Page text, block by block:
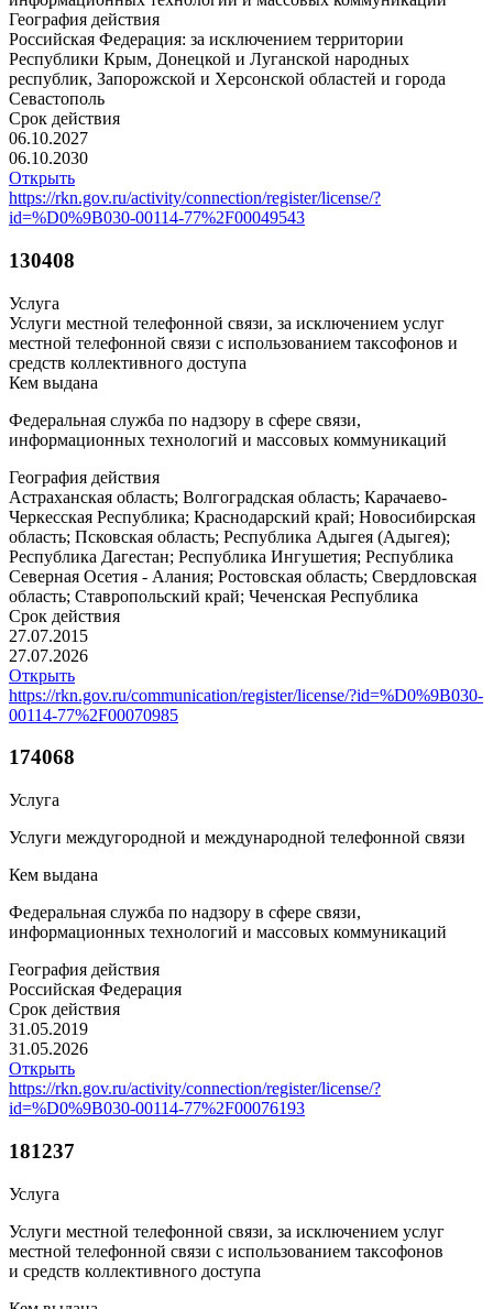
География действия
Российская Федерация: за исключением территории
Республики Крым, Донецкой и Луганской народных
республик, Запорожской и Херсонской областей и города
Севастополь
Срок действия
06.10.2027
06.10.2030
Открыть
https://rkn.gov.ru/activity/connection/register/license/?
id=%D0%9B030-00114-77%2F00049543
130408
Услуга
Услуги местной телефонной связи, за исключением услуг
местной телефонной связи с использованием таксофонов и
средств коллективного доступа
Кем выдана
Федеральная служба по надзору в сфере связи,
информационных технологий и массовых коммуникаций
География действия
Астраханская область; Волгоградская область; Карачаево-
Черкесская Республика; Краснодарский край; Новосибирская
область; Псковская область; Республика Адыгея (Адыгея);
Республика Дагестан; Республика Ингушетия; Республика
Северная Осетия - Алания; Ростовская область; Свердловская
область; Ставропольский край; Чеченская Республика
Срок действия
27.07.2015
27.07.2026
Открыть
https://rkn.gov.ru/communication/register/license/?id=%D0%9B030-
00114-77%2F00070985
174068
Услуга
Услуги междугородной и международной телефонной связи
Кем выдана
Федеральная служба по надзору в сфере связи,
информационных технологий и массовых коммуникаций
География действия
Российская Федерация
Срок действия
31.05.2019
31.05.2026
Открыть
https://rkn.gov.ru/activity/connection/register/license/?
id=%D0%9B030-00114-77%2F00076193
181237
Услуга
Услуги местной телефонной связи, за исключением услуг
местной телефонной связи с использованием таксофонов
и средств коллективного доступа